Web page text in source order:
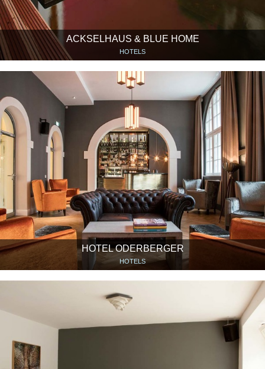
ACKSELHAUS & BLUE HOME
HOTELS
HOTEL ODERBERGER
HOTELS